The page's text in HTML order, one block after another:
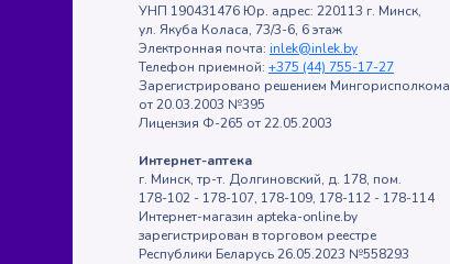
УНП 190431476 Юр. адрес: 220113 г. Минск,
ул. Якуба Коласа, 73/3-6, 6 этаж
Электронная почта: inlek@inlek.by
Телефон приемной: +375 (44) 755-17-27
Зарегистрировано решением Мингорисполкома
от 20.03.2003 №395
Лицензия Ф-265 от 22.05.2003
Интернет-аптека
г. Минск, тр-т. Долгиновский, д. 178, пом.
178-102 - 178-107, 178-109, 178-112 - 178-114
Интернет-магазин apteka-online.by
зарегистрирован в торговом реестре
Республики Беларусь 26.05.2023 №558293